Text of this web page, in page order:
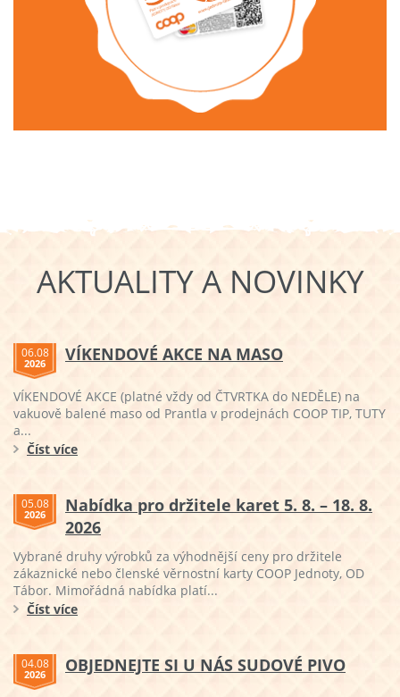
AKTUALITY A NOVINKY
06.08
2026 VÍKENDOVÉ AKCE NA MASO
VÍKENDOVÉ AKCE (platné vždy od ČTVRTKA do NEDĚLE) na
vakuově balené maso od Prantla v prodejnách COOP TIP, TUTY
a...
Číst více
05.08
2026
Nabídka pro držitele karet 5. 8. – 18. 8.
2026
Vybrané druhy výrobků za výhodnější ceny pro držitele
zákaznické nebo členské věrnostní karty COOP Jednoty, OD
Tábor. Mimořádná nabídka platí...
Číst více
04.08
2026 OBJEDNEJTE SI U NÁS SUDOVÉ PIVO